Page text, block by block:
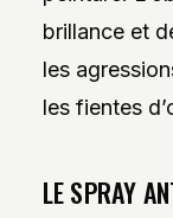
brillance et
les
les fientes
LE SPRAY